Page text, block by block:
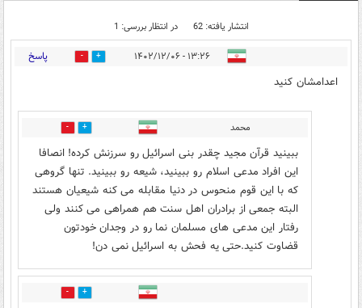
انتشار یافته: 62 در انتظار بررسی: 1
۱۳:۲۶ - ۱۴۰۲/۱۲/۰۶ 50 پاسخ
اعدامشان کنید
محمد 16
ببینید قرآن مجید چقدر بنی اسرائیل رو سرزنش کرده! انصافا
این افراد مدعی اسلام رو ببینید، شیعه رو ببینید. تنها گروهی
که با این قوم منحوس در دنیا مقابله می کنه شیعیان هستند
البته جمعی از برادران اهل سنت هم همراهی می کنند ولی
رفتار این مدعی های مسلمان نما رو در وجدان خودتون
قضاوت کنید.حتی یه فحش به اسرائیل نمی دن!
0